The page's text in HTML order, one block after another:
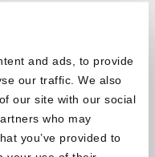
and ads, to provide
our traffic. We also
our site with our social
who may
you’ve provided to